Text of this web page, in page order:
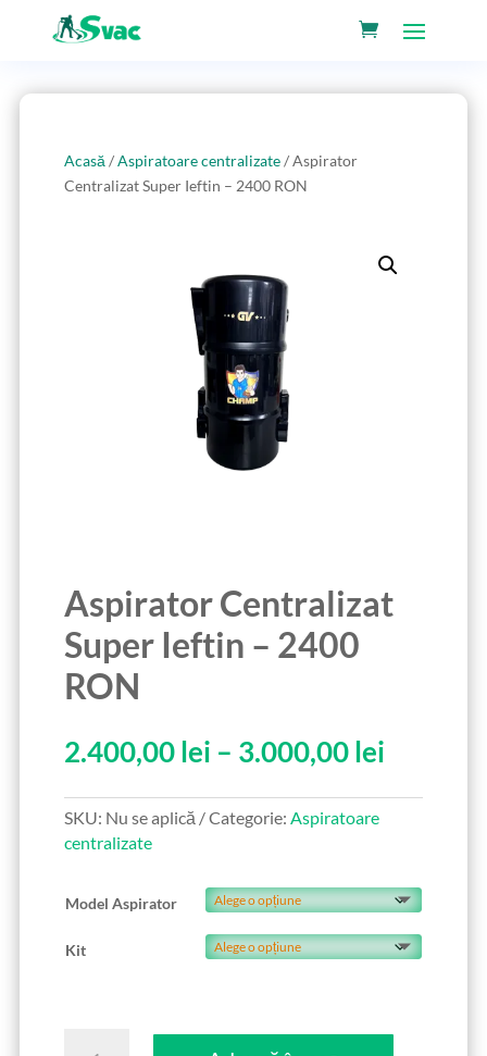
Acasă/Aspiratoare centralizate/ Aspirator
Centralizat Super Ieftin – 2400 RON
Aspirator Centralizat
Super Ieftin – 2400
RON
2.400,00 lei – 3.000,00 lei
prețuri:
SKU: Nu se aplică Categorie:Aspiratoare
centralizate
Model Aspirator
Kit